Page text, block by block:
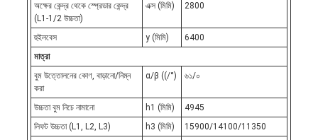
অক্ষের কেন্দ্র থেকে স্প্রেডার কেন্দ্র
(L1-1/2 উচ্চতা)
এক্স (মিমি) 2800
হুইলবেস y (মিমি)
6400
মাত্রা
বুম উত্তোলনের কোণ, বাড়ানো/নিম্ন
করা
α/β ((/°) ৬১/০
উচ্চতা বুম নিচে নামানো h1 (মিমি)
4945
লিফট উচ্চতা (L1, L2, L3)
h3 (মিমি)
15900/14100/11350